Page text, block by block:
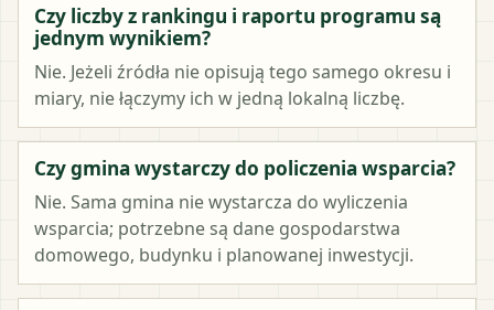
Czy liczby z rankingu i raportu programu są
jednym wynikiem?
Nie. Jeżeli źródła nie opisują tego samego okresu i
miary, nie łączymy ich w jedną lokalną liczbę.
Czy gmina wystarczy do policzenia wsparcia?
Nie. Sama gmina nie wystarcza do wyliczenia
wsparcia; potrzebne są dane gospodarstwa
domowego, budynku i planowanej inwestycji.